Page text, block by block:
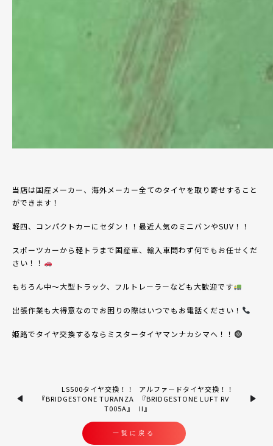
当店は国産メーカー、海外メーカー全てのタイヤを取り寄せすること
ができます！
軽四、コンパクトカーにセダン！！最近人気のミニバンやSUV ！！
スポーツカーから軽トラまで国産車、輸入車問わず何でもお任せくだ
さい！！
もちろん中〜大型トラック、フルトレーラーなども大歓迎です
出張作業も大得意なのでお困りの際はいつでもお電話ください！
姫路でタイヤ交換するならミスタータイヤマンナカシマへ！！
LS500タイヤ交換！！
『BRIDGESTONE TURANZA
T005A』
一覧に戻る
アルファードタイヤ交換！！
『BRIDGESTONE LUFT RV
II』